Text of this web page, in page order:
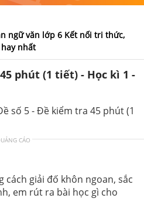
ngữ văn lớp 6 Kết nối tri thức,
nhất
phút (1 tiết) - Học kì 1 -
số 5 - Đề kiểm tra 45 phút (1
CÁO
cách giải đố khôn ngoan, sắc
em rút ra bài học gì cho